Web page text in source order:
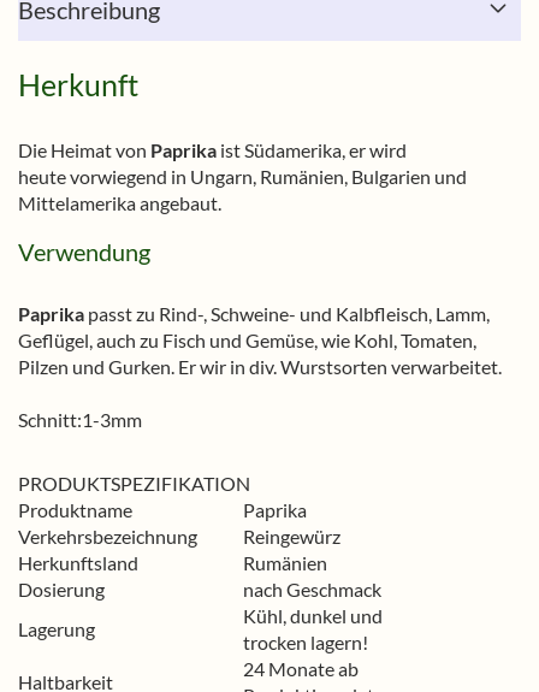
Beschreibung
Herkunft
Die Heimat von Paprika ist Südamerika, er wird
heute vorwiegend in Ungarn, Rumänien, Bulgarien und
Mittelamerika angebaut.
Verwendung
Paprika passt zu Rind-, Schweine- und Kalbfleisch, Lamm,
Geflügel, auch zu Fisch und Gemüse, wie Kohl, Tomaten,
Pilzen und Gurken. Er wir in div. Wurstsorten verwarbeitet.
Schnitt:1-3mm
PRODUKTSPEZIFIKATION
Produktname
Paprika
Verkehrsbezeichnung
Reingewürz
Herkunftsland
Rumänien
Dosierung
nach Geschmack
Lagerung
Kühl, dunkel und
trocken lagern!
Haltbarkeit
24 Monate ab